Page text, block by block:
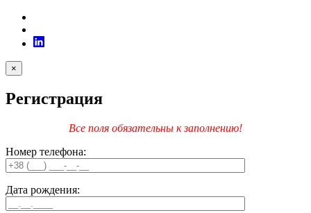
×
Регистрация
Все поля обязательны к заполнению!
Номер телефона:
Дата рождения: